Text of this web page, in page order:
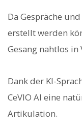
Da Gespräche
erstellt werden
Gesang nahtlos
Dank der KI-
CeVIO AI eine
Artikulation.